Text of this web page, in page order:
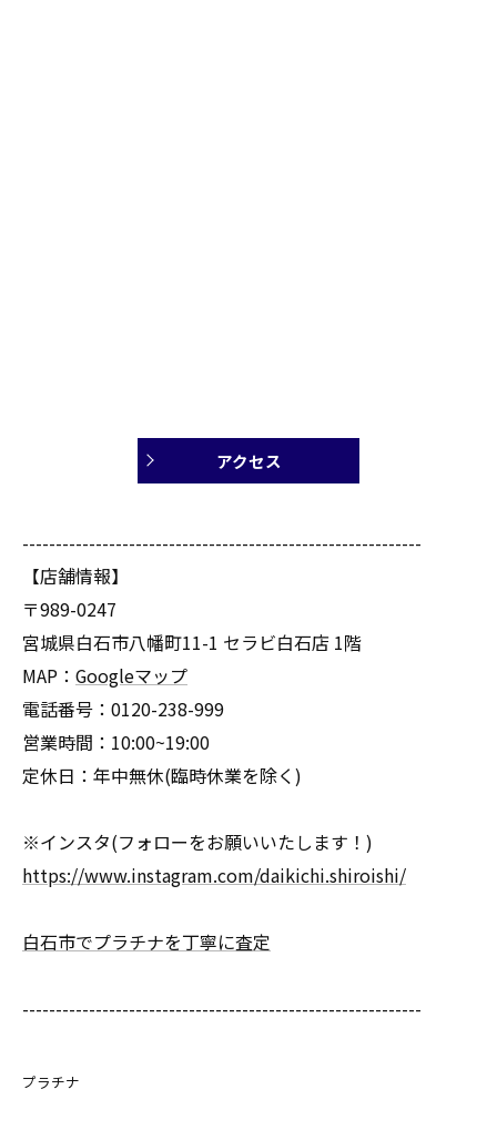
アクセス
------------------------------------------------------------
【店舗情報】
〒989-0247
宮城県白石市八幡町11-1 セラビ白石店 1階
MAP： Googleマップ
電話番号：0120-238-999
営業時間：10:00~19:00
定休日：年中無休(臨時休業を除く)
※インスタ(フォローをお願いいたします！)
https://www.instagram.com/daikichi.shiroishi/
白石市でプラチナを丁寧に査定
------------------------------------------------------------
プラチナ